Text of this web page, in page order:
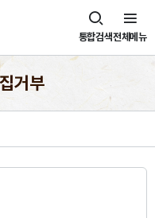
통합검색전체메뉴
거부